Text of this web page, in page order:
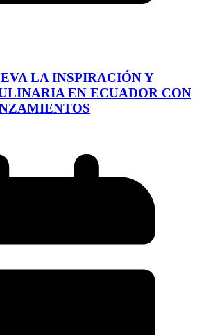
LA INSPIRACIÓN Y
EN ECUADOR CON